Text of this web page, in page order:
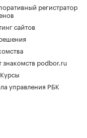
регистратор
сайтов
знакомств podbor.ru
управления РБК